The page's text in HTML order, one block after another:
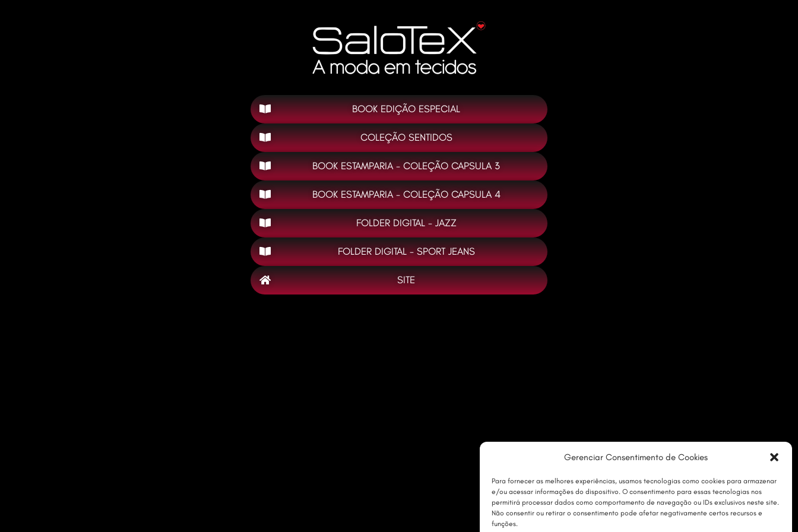
Gerenciar Consentimento de Cookies
Para fornecer as melhores experiências, usamos tecnologias como cookies para armazenar
e/ou acessar informações do dispositivo. O consentimento para essas tecnologias nos
permitirá processar dados como comportamento de navegação ou IDs exclusivos neste site.
Não consentir ou retirar o consentimento pode afetar negativamente certos recursos e
funções.
BOOK EDIÇÃO ESPECIAL
COLEÇÃO SENTIDOS
BOOK ESTAMPARIA - COLEÇÃO CAPSULA 3
BOOK ESTAMPARIA - COLEÇÃO CAPSULA 4
FOLDER DIGITAL - JAZZ
FOLDER DIGITAL - SPORT JEANS
SITE